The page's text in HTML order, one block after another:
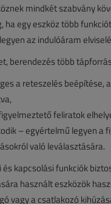
mindkét szabvány
ha egy eszköz több
az indulóáram
berendezés több
a reteszelés beépítése,
feliratok
– egyértelmű legyen a
való leválasztására.
és kapcsolási funkciók
használt eszközök
vagy a csatlakozó